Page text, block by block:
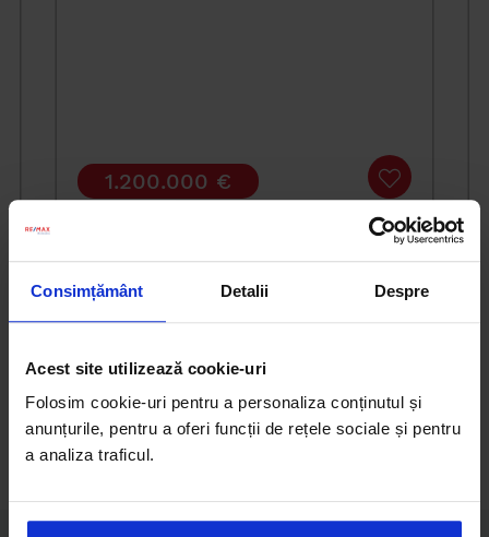
Consimțământ Detalii Despre
Acest site utilizează cookie-uri
Folosim cookie-uri pentru a personaliza conținutul și
anunțurile, pentru a oferi funcții de rețele sociale și pentru
a analiza traficul.
1.200.000 €
NEW ON THE MARKET
Land 753sqm Intrarea Vagonetului